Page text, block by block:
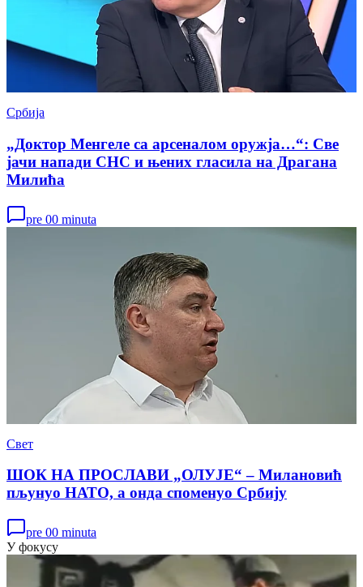
Србија
„Доктор Менгеле са арсеналом оружја…“: Све
јачи напади СНС и њених гласила на Драгана
Милића
pre 00 minuta
Свет
ШОК НА ПРОСЛАВИ „ОЛУЈЕ“ – Милановић
пљунуо НАТО, а онда споменуо Србију
pre 00 minuta
У фокусу